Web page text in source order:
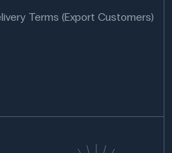
Terms (Export Customers)